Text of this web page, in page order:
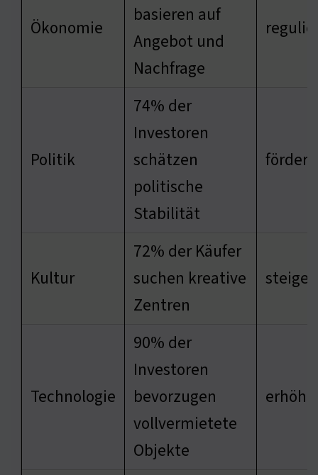
Ökonomie
basieren auf
Angebot und
Nachfrage
Politik
74% der
Investoren
schätzen
politische
Stabilität
fördert
Kultur
72% der Käufer
suchen kreative
Zentren
Technologie
90% der
Investoren
bevorzugen
vollvermietete
Objekte
erhöht